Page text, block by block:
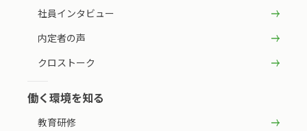
社員インタビュー
内定者の声
クロストーク
働く環境を知る
教育研修